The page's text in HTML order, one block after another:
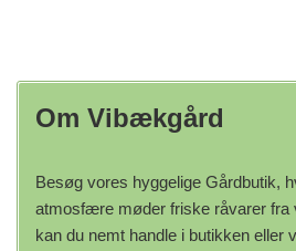
Om Vibækgård
Besøg vores hyggelige Gårdbutik,
atmosfære møder friske råvarer fra
kan du nemt handle i butikken eller